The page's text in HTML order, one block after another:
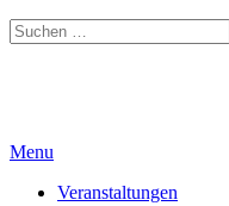
Suchen
nach:
Menu
Veranstaltungen